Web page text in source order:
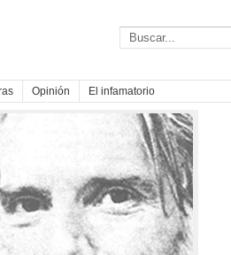
Opinión El infamatorio